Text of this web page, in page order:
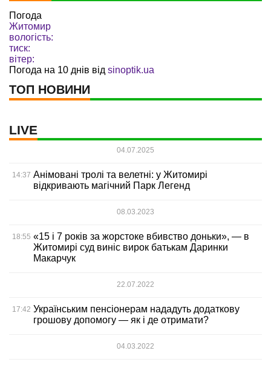
Погода
Житомир
вологість:
тиск:
вітер:
Погода на 10 днів від sinoptik.ua
ТОП НОВИНИ
LIVE
04.07.2025
14:37 Анімовані тролі та велетні: у Житомирі
відкривають магічний Парк Легенд
08.03.2023
18:55 «15 і 7 років за жорстоке вбивство доньки», — в
Житомирі суд виніс вирок батькам Даринки
Макарчук
22.07.2022
17:42 Українським пенсіонерам нададуть додаткову
грошову допомогу — як і де отримати?
04.03.2022